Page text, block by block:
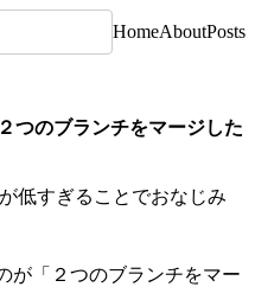
HomeAboutPosts
つのブランチをマージした
低すぎることでおなじみ
が「２つのブランチをマー